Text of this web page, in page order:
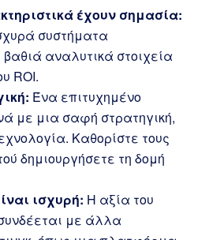
έχουν σημασία:
συστήματα
αναλυτικά στοιχεία
ROI.
Ένα επιτυχημένο
με μια σαφή στρατηγική,
Καθορίστε τους
δημιουργήσετε τη δομή
ισχυρή: Η αξία του
με άλλα